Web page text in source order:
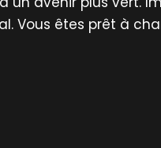
Vous êtes prêt à